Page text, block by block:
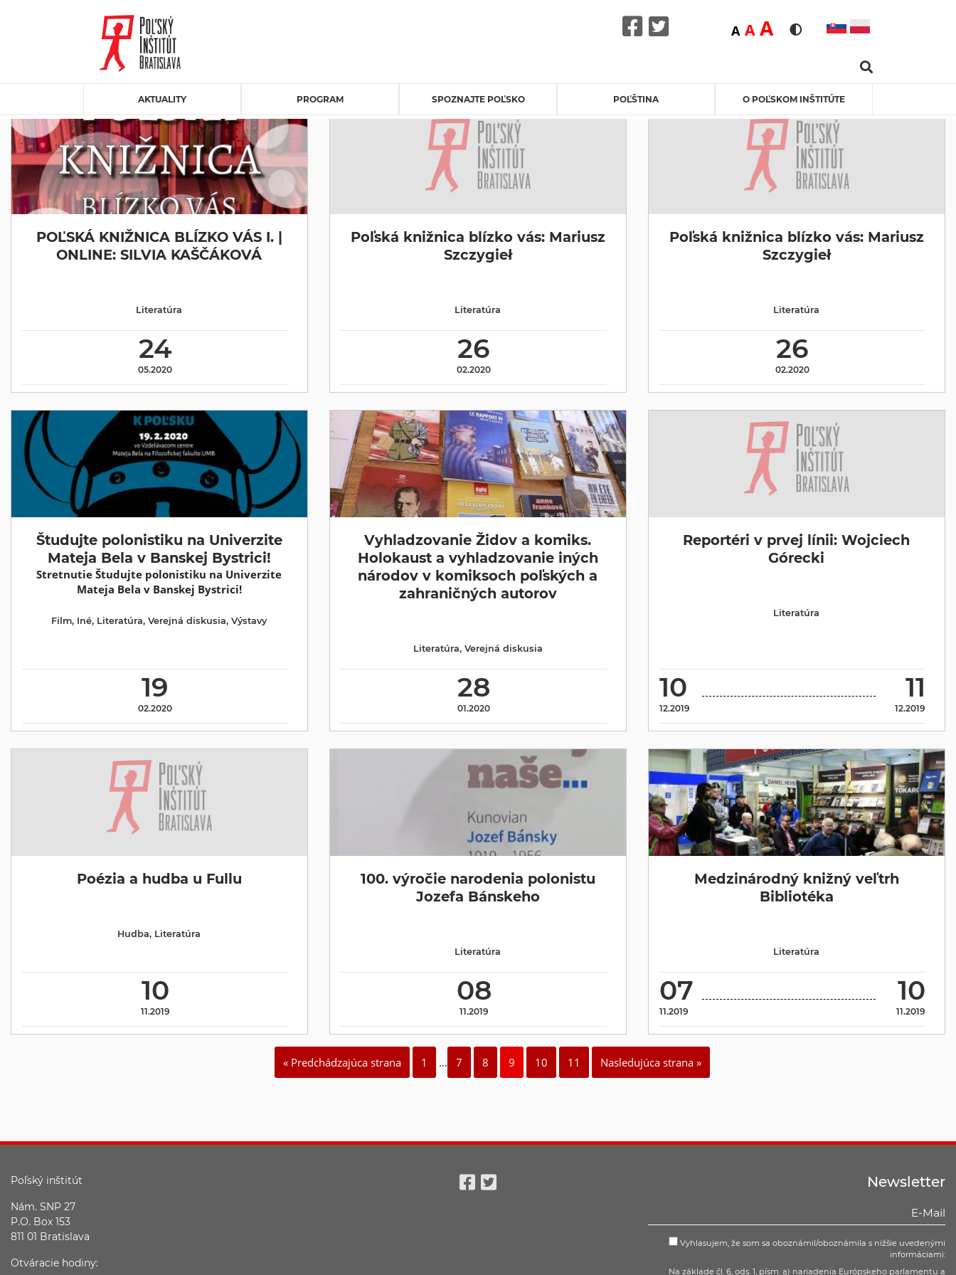
Rozmiar czcionki
ADomyślna
AŚrednia
ADużaWersja kontrastowa
AKTUALITY PROGRAM SPOZNAJTE POĽSKO POĽŠTINA O POĽSKOM INŠTITÚTE
POĽSKÁ KNIŽNICA BLÍZKO VÁS I. |
ONLINE: SILVIA KAŠČÁKOVÁ
24
05.2020
Literatúra
Poľská knižnica blízko vás: Mariusz
Szczygieł
26
02.2020
Literatúra
Poľská knižnica blízko vás: Mariusz
Szczygieł
26
02.2020
Literatúra
Študujte polonistiku na Univerzite
Mateja Bela v Banskej Bystrici!
Stretnutie Študujte polonistiku na Univerzite
Mateja Bela v Banskej Bystrici!
19
02.2020
Film, Iné, Literatúra,Verejná diskusia,Výstavy
Vyhladzovanie Židov a komiks.
Holokaust a vyhladzovanie iných
národov v komiksoch poľských a
zahraničných autorov
28
01.2020
Literatúra, Verejná diskusia
Reportéri v prvej línii: Wojciech
Górecki
10
12.2019
11
12.2019
Literatúra
Poézia a hudba u Fullu
10
11.2019
Hudba, Literatúra
100. výročie narodenia polonistu
Jozefa Bánskeho
08
11.2019
Literatúra
Medzinárodný knižný veľtrh
Bibliotéka
07
11.2019
10
11.2019
Literatúra
« Predchádzajúca strana 1 … 7 8 9 10 11 Nasledujúca strana »
Poľský inštitút
Nám. SNP 27
P.O. Box 153
811 01 Bratislava
Otváracie hodiny:
Newsletter
Vyhlasujem, že som sa oboznámil/oboznámila s nižšie uvedenými
informáciami:
Na základe čl. 6, ods. 1, písm. a) nariadenia Európskeho parlamentu a